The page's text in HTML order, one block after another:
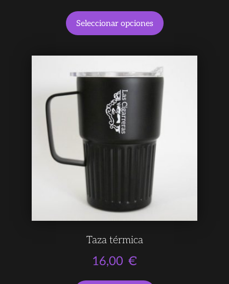
Seleccionar opciones
Taza térmica
16,00 €